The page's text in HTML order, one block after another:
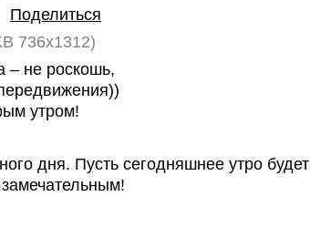
Поделиться
736x1312)
– не роскошь,
утром!
дня. Пусть сегодняшнее утро